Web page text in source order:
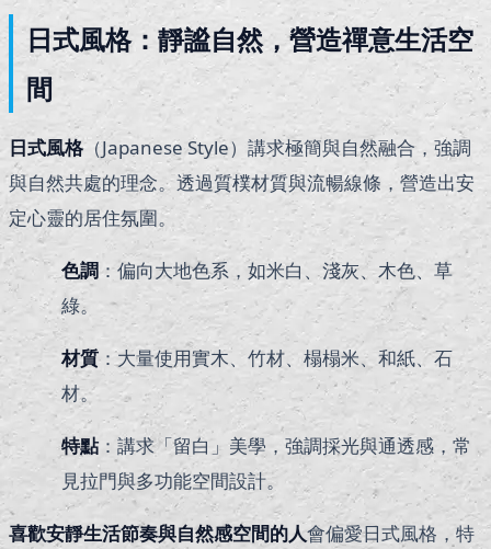
日式風格：靜謐自然，營造禪意生活空
間
日式風格（Japanese Style）講求極簡與自然融合，強調
與自然共處的理念。透過質樸材質與流暢線條，營造出安
定心靈的居住氛圍。
色調：偏向大地色系，如米白、淺灰、木色、草
綠。
材質：大量使用實木、竹材、榻榻米、和紙、石
材。
特點：講求「留白」美學，強調採光與通透感，常
見拉門與多功能空間設計。
喜歡安靜生活節奏與自然感空間的人會偏愛日式風格，特